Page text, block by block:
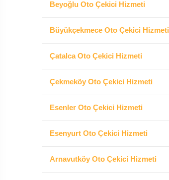
Beyoğlu Oto Çekici Hizmeti
Büyükçekmece Oto Çekici Hizmeti
Çatalca Oto Çekici Hizmeti
Çekmeköy Oto Çekici Hizmeti
Esenler Oto Çekici Hizmeti
Esenyurt Oto Çekici Hizmeti
Arnavutköy Oto Çekici Hizmeti